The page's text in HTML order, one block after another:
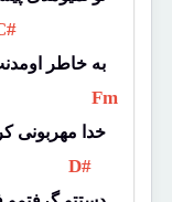
به خاطر
Fm
خدا مهربونی
D#